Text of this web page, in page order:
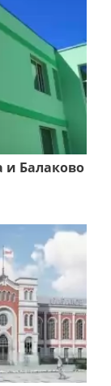
и Балаково